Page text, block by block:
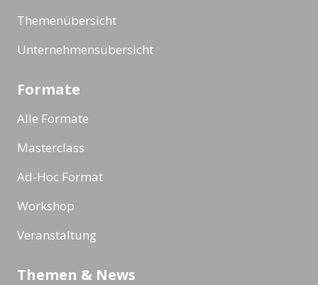
Themenübersicht
Unternehmensübersicht
Formate
Alle Formate
Masterclass
Ad-Hoc Format
Workshop
Veranstaltung
Themen & News